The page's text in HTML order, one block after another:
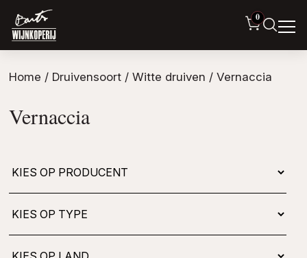
0
Home / Druivensoort / Witte druiven / Vernaccia
Vernaccia
Kies